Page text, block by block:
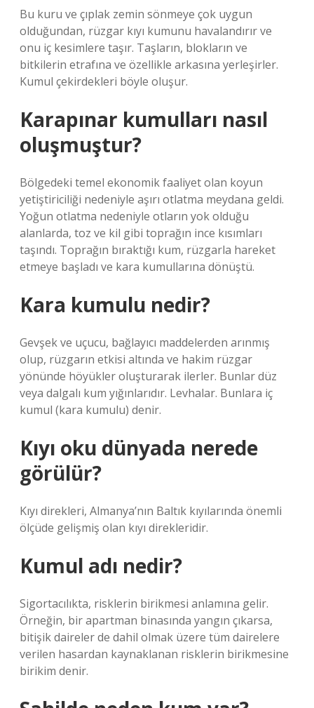
Bu kuru ve çıplak zemin sönmeye çok uygun
olduğundan, rüzgar kıyı kumunu havalandırır ve
onu iç kesimlere taşır. Taşların, blokların ve
bitkilerin etrafına ve özellikle arkasına yerleşirler.
Kumul çekirdekleri böyle oluşur.
Karapınar kumulları nasıl
oluşmuştur?
Bölgedeki temel ekonomik faaliyet olan koyun
yetiştiriciliği nedeniyle aşırı otlatma meydana geldi.
Yoğun otlatma nedeniyle otların yok olduğu
alanlarda, toz ve kil gibi toprağın ince kısımları
taşındı. Toprağın bıraktığı kum, rüzgarla hareket
etmeye başladı ve kara kumullarına dönüştü.
Kara kumulu nedir?
Gevşek ve uçucu, bağlayıcı maddelerden arınmış
olup, rüzgarın etkisi altında ve hakim rüzgar
yönünde höyükler oluşturarak ilerler. Bunlar düz
veya dalgalı kum yığınlarıdır. Levhalar. Bunlara iç
kumul (kara kumulu) denir.
Kıyı oku dünyada nerede
görülür?
Kıyı direkleri, Almanya’nın Baltık kıyılarında önemli
ölçüde gelişmiş olan kıyı direkleridir.
Kumul adı nedir?
Sigortacılıkta, risklerin birikmesi anlamına gelir.
Örneğin, bir apartman binasında yangın çıkarsa,
bitişik daireler de dahil olmak üzere tüm dairelere
verilen hasardan kaynaklanan risklerin birikmesine
birikim denir.